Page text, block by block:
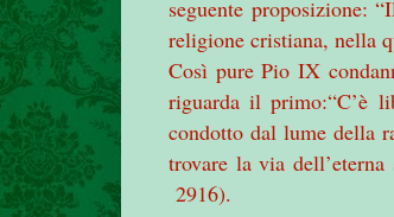
seguente proposizione:
religione cristiana, nella
Così pure Pio IX
riguarda il primo:“C’è
condotto dal lume della
trovare la via
2916).